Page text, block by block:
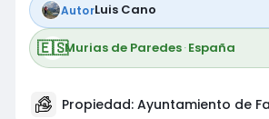
AutorLuis Cano
🇪🇸Murias de Paredes·España
Propiedad: Ayuntamiento de